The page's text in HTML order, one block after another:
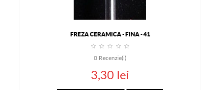
FREZA CERAMICA - FINA - 41
0 Recenzie(i)
3,30 lei